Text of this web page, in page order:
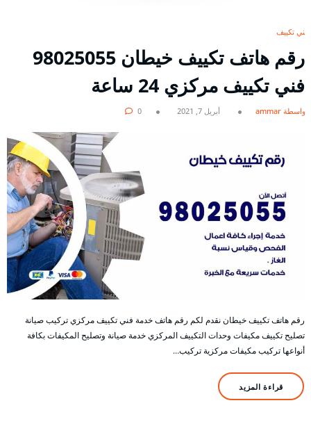
فني تكييف
رقم هاتف تكييف خيطان 98025055
فني تكييف مركزي 24 ساعة
بواسطة ammar أبريل 7, 2021 0
رقم هاتف تكييف خيطان نقدم لكم رقم هاتف خدمة فني تكييف مركزي تركيب صيانة
تصليح تكييف مكيفات وحدات التكييف المركزي خدمة صيانة وتصليح المكيفات بكافة
أنواعها تركيب مكيفات مركزية تركيب…
قراءة المزيد